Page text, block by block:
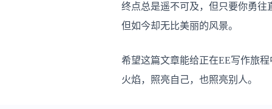
终点总是遥不可及，但只要你勇
但如今却无比美丽的风景。
希望这篇文章能给正在EE写作旅
火焰，照亮自己，也照亮别人。